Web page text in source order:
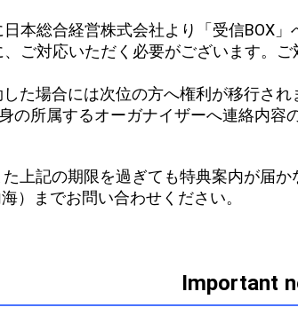
本総合経営株式会社より「受信BOX
ご対応いただく必要がございます。
た場合には次位の方へ権利が移行さ
の所属するオーガナイザーへ連絡内容
上記の期限を過ぎても特典案内が届
）までお問い合わせください。
Important